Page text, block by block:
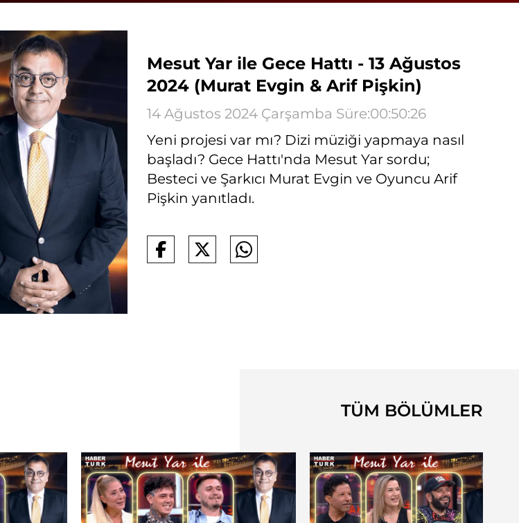
Mesut Yar ile Gece Hattı - 13 Ağustos
2024 (Murat Evgin & Arif Pişkin)
14 Ağustos 2024 Çarşamba Süre:00:50:26
Yeni projesi var mı? Dizi müziği yapmaya nasıl
başladı? Gece Hattı'nda Mesut Yar sordu;
Besteci ve Şarkıcı Murat Evgin ve Oyuncu Arif
Pişkin yanıtladı.
TÜM BÖLÜMLER